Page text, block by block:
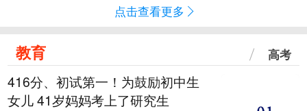
点击查看更多
教育 高考
416分、初试第一！为鼓励初中生
女儿 41岁妈妈考上了研究生